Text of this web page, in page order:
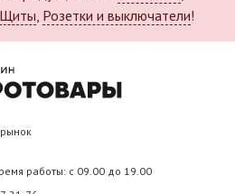
Щиты, Розетки и выключатели!
работы: с 09.00 до 19.00